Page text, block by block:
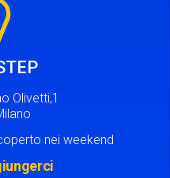
Olivetti,1
nei weekend